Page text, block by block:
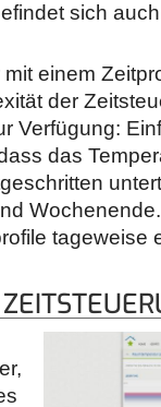
sich
einem
der
Verfügung:
das
tageweise